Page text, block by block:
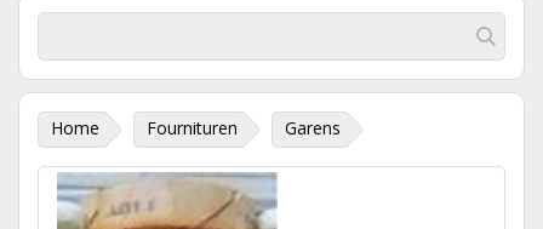
Home Fournituren Garens